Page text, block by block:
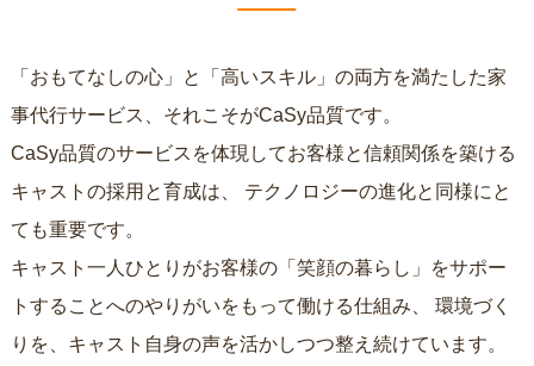
「おもてなしの心」と「高いスキル」の両方を満たした家
事代行サービス、それこそがCaSy品質です。
CaSy品質のサービスを体現してお客様と信頼関係を築ける
キャストの採用と育成は、
ても重要です。
キャスト一人ひとりがお客様の「笑顔の暮らし」をサポー
トすることへのやりがいをもって働ける仕組み、
りを、キャスト自身の声を活かしつつ整え続けています。